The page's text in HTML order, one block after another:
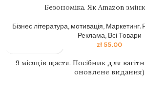
Безономіка. Як Amazon
Бізнес література, мотивація, Маркетинг.
Реклама, Всі Товари
zł 55.00
9 місяців щастя. Посібник для
оновлене видання)